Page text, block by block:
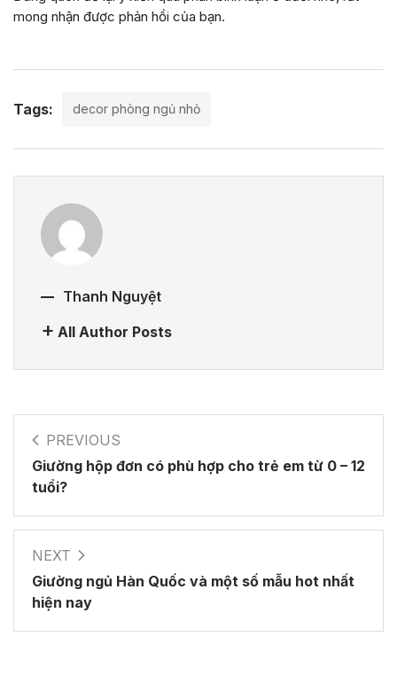
mong nhận được phản hồi của bạn.
Tags: decor phòng ngủ nhỏ
Thanh Nguyệt
All Author Posts
PREVIOUS
Giường hộp đơn có phù hợp cho trẻ em từ 0 – 12
tuổi?
NEXT
Giường ngủ Hàn Quốc và một số mẫu hot nhất
hiện nay